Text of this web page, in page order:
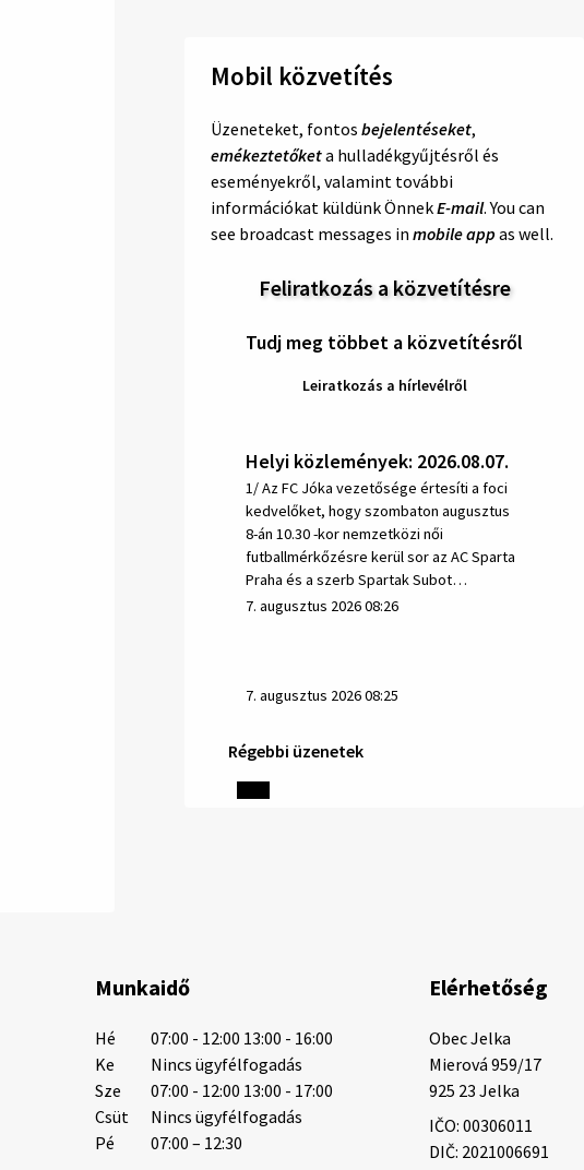
Mobil közvetítés
Üzeneteket, fontos bejelentéseket,
emékeztetőketa hulladékgyűjtésről és
eseményekről, valamint további
információkat küldünk ÖnnekE-mail. You can
see broadcast messages in mobile app as well.
Feliratkozás a közvetítésre
Tudj meg többet a közvetítésről
Leiratkozás a hírlevélről
Helyi közlemények: 2026.08.07.
1/ Az FC Jóka vezetősége értesíti a foci
kedvelőket, hogy szombaton augusztus
8-án 10.30 -kor nemzetközi női
futballmérkőzésre kerül sor az AC Sparta
Praha és a szerb Spartak Subot…
7. augusztus 2026 08:26
7. augusztus 2026 08:25
Helyi közlemények: 2026.08.06.
Helyi közlemények: 2026.08.05.
Gyászhirdetés: 2026.08.05. 1/ Tisztelt
Lakosság! Mély fájdalommal tudatjuk
Régebbi üzenetek
Munkaidő
Hé
07:00 - 12:00 13:00 - 16:00
Ke
Nincs ügyfélfogadás
Sze
07:00 - 12:00 13:00 - 17:00
Csüt
Nincs ügyfélfogadás
Pé
07:00 – 12:30
Elérhetőség
Obec Jelka
Mierová 959/17
925 23 Jelka
IČO: 00306011
DIČ: 2021006691